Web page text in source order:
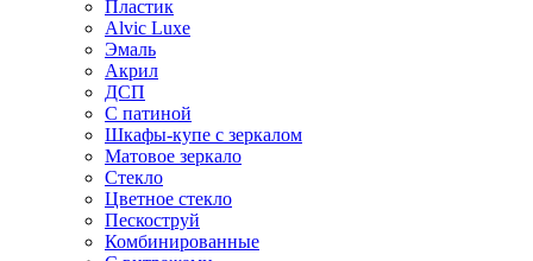
Пластик
Alvic Luxe
Эмаль
Акрил
ДСП
С патиной
Шкафы-купе с зеркалом
Матовое зеркало
Стекло
Цветное стекло
Пескоструй
Комбинированные